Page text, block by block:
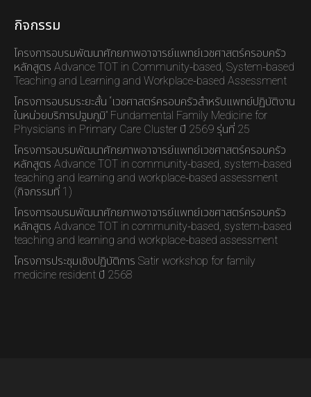
กิจกรรม
โครงการอบรมพัฒนาศักยภาพอาจารย์แพทย์เวชศาสตร์ครอบครัว
หลักสูตร Advance TOT in Community-based, System-based
Teaching and Learning and Workplace-based Assessment
โครงการอบรมระยะสั้น “เวชศาสตร์ครอบครัวสำหรับแพทย์ปฏิบัติงาน
ในหน่วยบริการปฐมภูมิ” Fundamental Family Medicine for
Physicians in Primary Care Cluster ปี 2569 รุ่นที่ 25
โครงการอบรมพัฒนาศักยภาพอาจารย์แพทย์เวชศาสตร์ครอบครัว
หลักสูตร Advance TOT in community-based, system-based
teaching and learning and workplace-based assessment
(กิจกรรมที่ 1)
โครงการอบรมพัฒนาศักยภาพอาจารย์แพทย์เวชศาสตร์ครอบครัว
หลักสูตร Advance TOT in community-based, system-based
teaching and learning and workplace-based assessment
โครงการประชุมเชิงปฏิบัติการ Satir workshop for family
medicine resident ปี 2568